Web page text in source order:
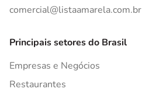
comercial@listaamarela.com.br
Principais setores do Brasil
Empresas e Negócios
Restaurantes